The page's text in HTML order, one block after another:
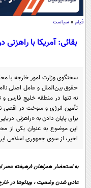
فیلم » سیاست
بقائی: آمریکا با
سخنگوی وزارت امور خارجه با
حقوق بین‌الملل و عامل اصلی
نه تنها در منطقه خلیج فارس و
تأمین انرژی و سوخت در اقصی
برای پایان دادن به «راهزنی
این موضوع به عنوان یکی از
اخیر، از سوی جمهوری اسلامی
به استحضار همراهان فرهیخته عصر
عادی شدن وضعیت ، ویدئوها در